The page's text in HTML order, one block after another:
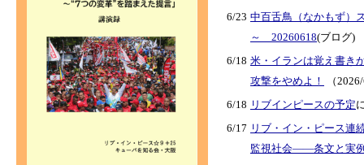
6/23 中百舌鳥（なかもず）
～ 20260618(ブログ)
6/18 米・イランは覚え書き
攻撃をやめよ！
（
6/18 リブインピースの予定
6/17 リブ・イン・ピース
監視社会――条文と実